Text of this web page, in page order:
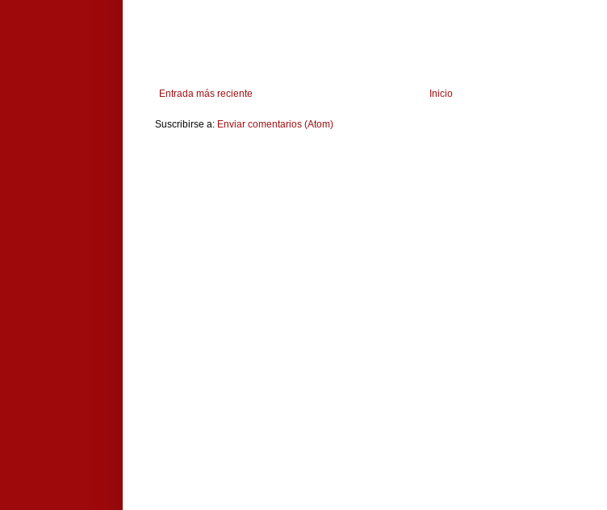
Entrada más reciente Inicio
Suscribirse a: Enviar comentarios (Atom)